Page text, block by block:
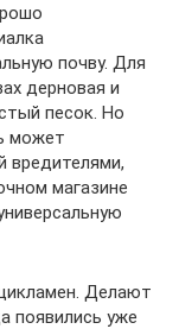
почву. Для
дерновая и
песок. Но
может
вредителями,
магазине
Делают
появились уже